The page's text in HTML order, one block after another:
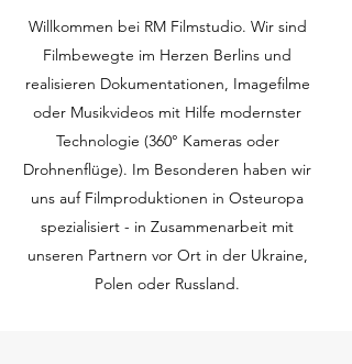
Willkommen bei RM Filmstudio. Wir sind
Filmbewegte im Herzen Berlins und
realisieren Dokumentationen, Imagefilme
oder Musikvideos mit Hilfe modernster
Technologie (360° Kameras oder
Drohnenflüge). Im Besonderen haben wir
uns auf Filmproduktionen in Osteuropa
spezialisiert - in Zusammenarbeit mit
unseren Partnern vor Ort in der Ukraine,
Polen oder Russland.